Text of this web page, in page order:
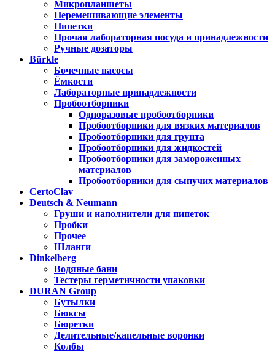
Микропланшеты
Перемешивающие элементы
Пипетки
Прочая лабораторная посуда и принадлежности
Ручные дозаторы
Bürkle
Бочечные насосы
Ёмкости
Лабораторные принадлежности
Пробоотборники
Одноразовые пробоотборники
Пробоотборники для вязких материалов
Пробоотборники для грунта
Пробоотборники для жидкостей
Пробоотборники для замороженных
материалов
Пробоотборники для сыпучих материалов
CertoClav
Deutsch & Neumann
Груши и наполнители для пипеток
Пробки
Прочее
Шланги
Dinkelberg
Водяные бани
Тестеры герметичности упаковки
DURAN Group
Бутылки
Бюксы
Бюретки
Делительные/капельные воронки
Колбы